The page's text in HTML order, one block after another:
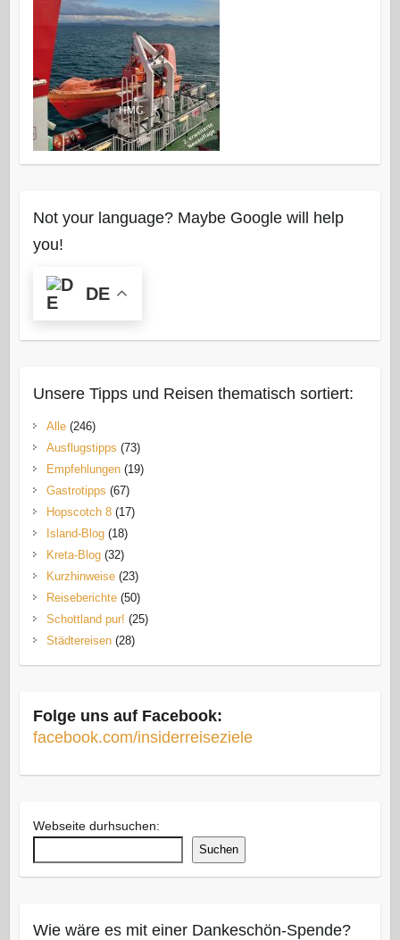
Not your language? Maybe Google will help
you!
DE
Unsere Tipps und Reisen thematisch sortiert:
Alle(246)
Ausflugstipps (73)
Empfehlungen(19)
Gastrotipps (67)
Hopscotch 8(17)
Island-Blog(18)
Kreta-Blog(32)
Kurzhinweise(23)
Reiseberichte(50)
Schottland pur! (25)
Städtereisen(28)
Folge uns auf Facebook:
facebook.com/insiderreiseziele
Webseite durhsuchen:
Suchen
Wie wäre es mit einer Dankeschön-Spende?